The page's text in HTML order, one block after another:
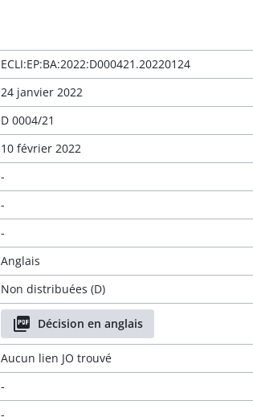
ECLI:EP:BA:2022:D000421.20220124
24 janvier 2022
D 0004/21
10 février 2022
-
-
-
Anglais
Non distribuées (D)
Décision en anglais
Aucun lien JO trouvé
-